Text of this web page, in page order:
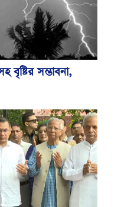
বৃষ্টির সম্ভাবনা,